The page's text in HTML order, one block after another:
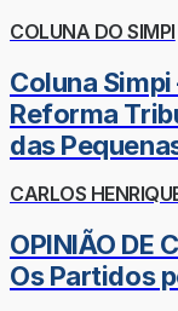
COLUNA DO SIMPI
Coluna
Reforma
das
CARLOS
OPINIÃO DE
Os Partidos